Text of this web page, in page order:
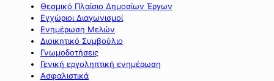
Θεσμικό Πλαίσιο Δημοσίων Έργων
Εγχώριοι Διαγωνισμοί
Ενημέρωση Μελών
Διοικητικό Συμβούλιο
Γνωμοδοτήσεις
Γενική εργοληπτική ενημέρωση
Ασφαλιστικά